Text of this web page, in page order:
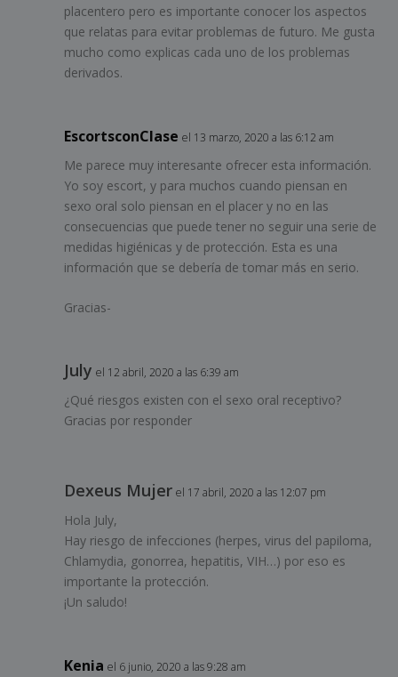
placentero pero es importante conocer los aspectos
que relatas para evitar problemas de futuro. Me gusta
mucho como explicas cada uno de los problemas
derivados.
EscortsconClase el 13 marzo, 2020 a las 6:12 am
Me parece muy interesante ofrecer esta información.
Yo soy escort, y para muchos cuando piensan en
sexo oral solo piensan en el placer y no en las
consecuencias que puede tener no seguir una serie de
medidas higiénicas y de protección. Esta es una
información que se debería de tomar más en serio.
Gracias-
July el 12 abril, 2020 a las 6:39 am
¿Qué riesgos existen con el sexo oral receptivo?
Gracias por responder
Dexeus Mujer el 17 abril, 2020 a las 12:07 pm
Hola July,
Hay riesgo de infecciones (herpes, virus del papiloma,
Chlamydia, gonorrea, hepatitis, VIH…) por eso es
importante la protección.
¡Un saludo!
Kenia el 6 junio, 2020 a las 9:28 am